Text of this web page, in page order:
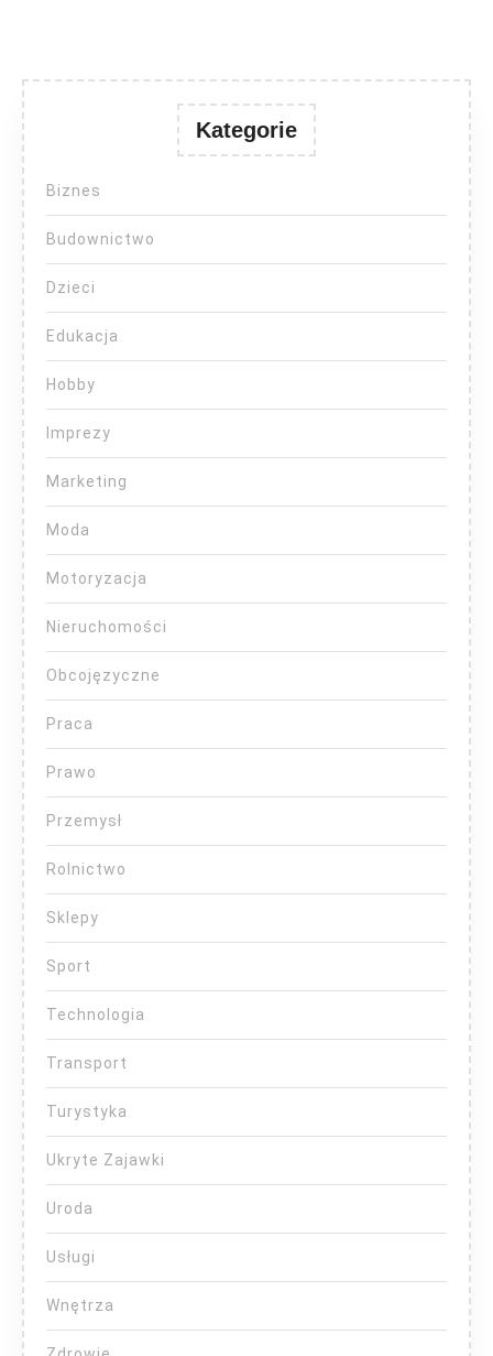
Kategorie
Biznes
Budownictwo
Dzieci
Edukacja
Hobby
Imprezy
Marketing
Moda
Motoryzacja
Nieruchomości
Obcojęzyczne
Praca
Prawo
Przemysł
Rolnictwo
Sklepy
Sport
Technologia
Transport
Turystyka
Ukryte Zajawki
Uroda
Usługi
Wnętrza